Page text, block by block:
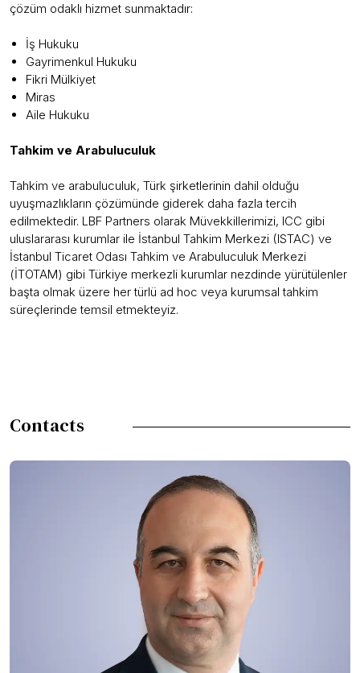
çözüm odaklı hizmet sunmaktadır:
İş Hukuku
Gayrimenkul Hukuku
Fikri Mülkiyet
Miras
Aile Hukuku
Tahkim ve Arabuluculuk
Tahkim ve arabuluculuk, Türk şirketlerinin dahil olduğu
uyuşmazlıkların çözümünde giderek daha fazla tercih
edilmektedir. LBF Partners olarak Müvekkillerimizi, ICC gibi
uluslararası kurumlar ile İstanbul Tahkim Merkezi (ISTAC) ve
İstanbul Ticaret Odası Tahkim ve Arabuluculuk Merkezi
(İTOTAM) gibi Türkiye merkezli kurumlar nezdinde yürütülenler
başta olmak üzere her türlü ad hoc veya kurumsal tahkim
süreçlerinde temsil etmekteyiz.
Contacts